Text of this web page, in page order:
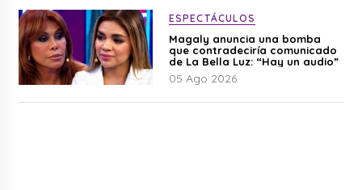
ESPECTÁCULOS
Magaly anuncia una bomba
que contradeciría comunicado
de La Bella Luz: “Hay un audio”
05 Ago 2026